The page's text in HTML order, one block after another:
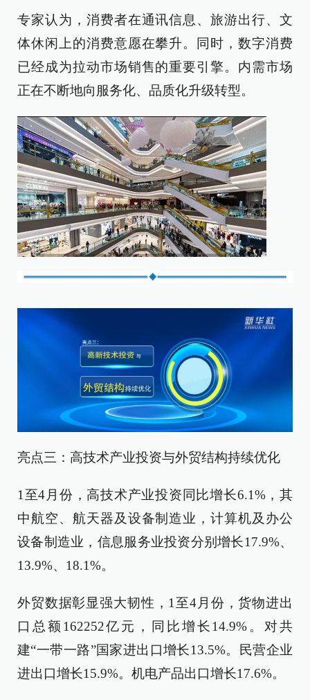
专家认为，消费者在通讯信息、旅游出行、文
体休闲上的消费意愿在攀升。同时，数字消费
已经成为拉动市场销售的重要引擎。内需市场
正在不断地向服务化、品质化升级转型。
亮点三：高技术产业投资与外贸结构持续优化
1至4月份，高技术产业投资同比增长6.1%，其
中航空、航天器及设备制造业，计算机及办公
设备制造业，信息服务业投资分别增长17.9%、
13.9%、18.1%。
外贸数据彰显强大韧性，1至4月份，货物进出
口总额162252亿元，同比增长14.9%。对共
建“一带一路”国家进出口增长13.5%。民营企业
进出口增长15.9%。机电产品出口增长17.6%。